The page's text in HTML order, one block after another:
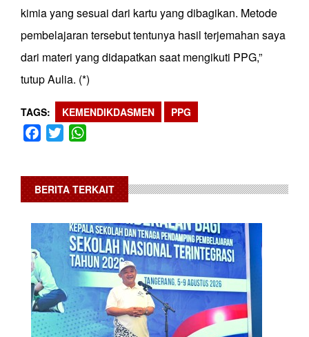
kimia yang sesuai dari kartu yang dibagikan. Metode
pembelajaran tersebut tentunya hasil terjemahan saya
dari materi yang didapatkan saat mengikuti PPG,”
tutup Aulia. (*)
TAGS KEMENDIKDASMEN PPG
Facebook
Twitter
BERITA TERKAIT